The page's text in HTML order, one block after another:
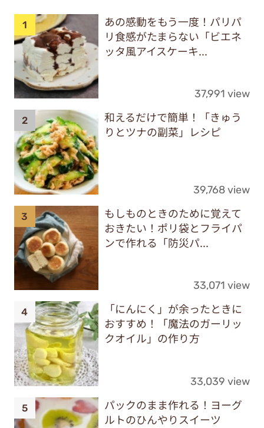
あの感動をもう一度！パリパ
リ食感がたまらない「ビエネ
ッタ風アイスケーキ...
37,991 view
和えるだけで簡単！「きゅう
りとツナの副菜」レシピ
39,768 view
もしものときのために覚えて
おきたい！ポリ袋とフライパ
ンで作れる「防災パ...
33,071 view
「にんにく」が余ったときに
おすすめ！「魔法のガーリッ
クオイル」の作り方
33,039 view
パックのまま作れる！ヨーグ
ルトのひんやりスイーツ